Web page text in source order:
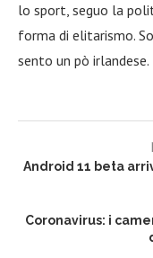
lo sport, seguo la
forma di elitarismo.
sento un pò irlandese.
Android 11 beta
Coronavirus: i